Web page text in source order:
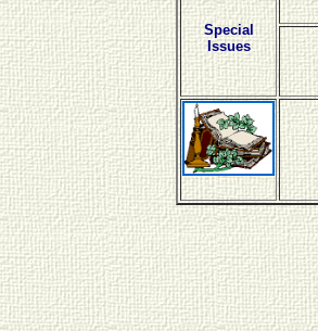
Special
Issues